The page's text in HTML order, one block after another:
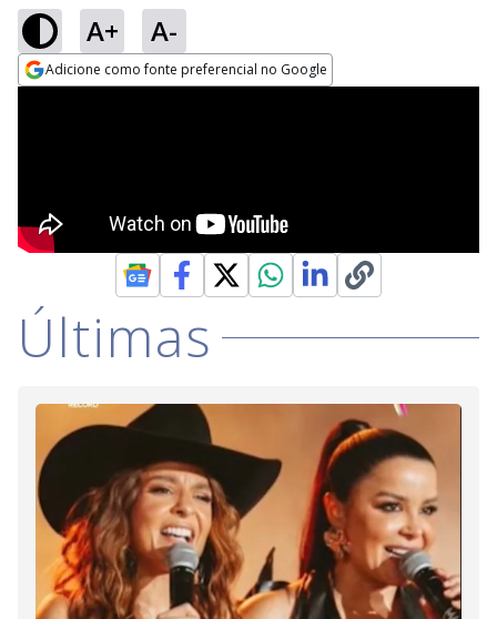
A+ A-
Adicione como fonte preferencial no Google
Últimas